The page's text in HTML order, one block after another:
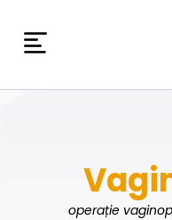
operație